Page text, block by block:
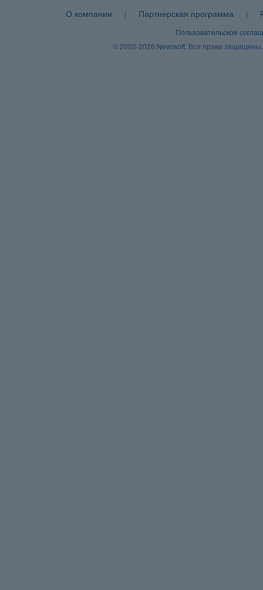
О компании | Партнерская программа |
Пользовательское
© 2002-2026 Nevosoft . Все права защищены